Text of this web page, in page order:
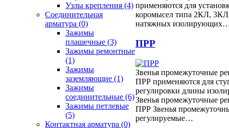
Узлы крепления (4)
Соединительная
арматура (0)
Зажимы
плашечные (3)
Зажимы ремонтные
(1)
Зажимы
заземляющие (1)
Зажимы
соединительные (6)
Зажимы петлевые
(5)
Контактная арматура (0)
применяются для
коромысел типа 2КЛ,
натяжных
ПРР
Звенья промежуточные
ПРР применяются для
регулировки длины
Звенья промежуточные
ПРР Звенья
регулируемые…